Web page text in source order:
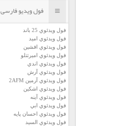
فول ویدیو فارسی
فول ويدئوي 25 باند
فول ويدئوي اميد
فول ويدئوي افشين
فول ويدئوي اميرتتلو
فول ويدئوي اندي
فول ويدئوي آرش
فول ويدئوي آرمين 2AFM
فول ويدئوي اشكين
فول ويدئوي آينه
فول ويدئوي ابي
فول ويدئوي احسان پايه
فول ويدئوي السيد